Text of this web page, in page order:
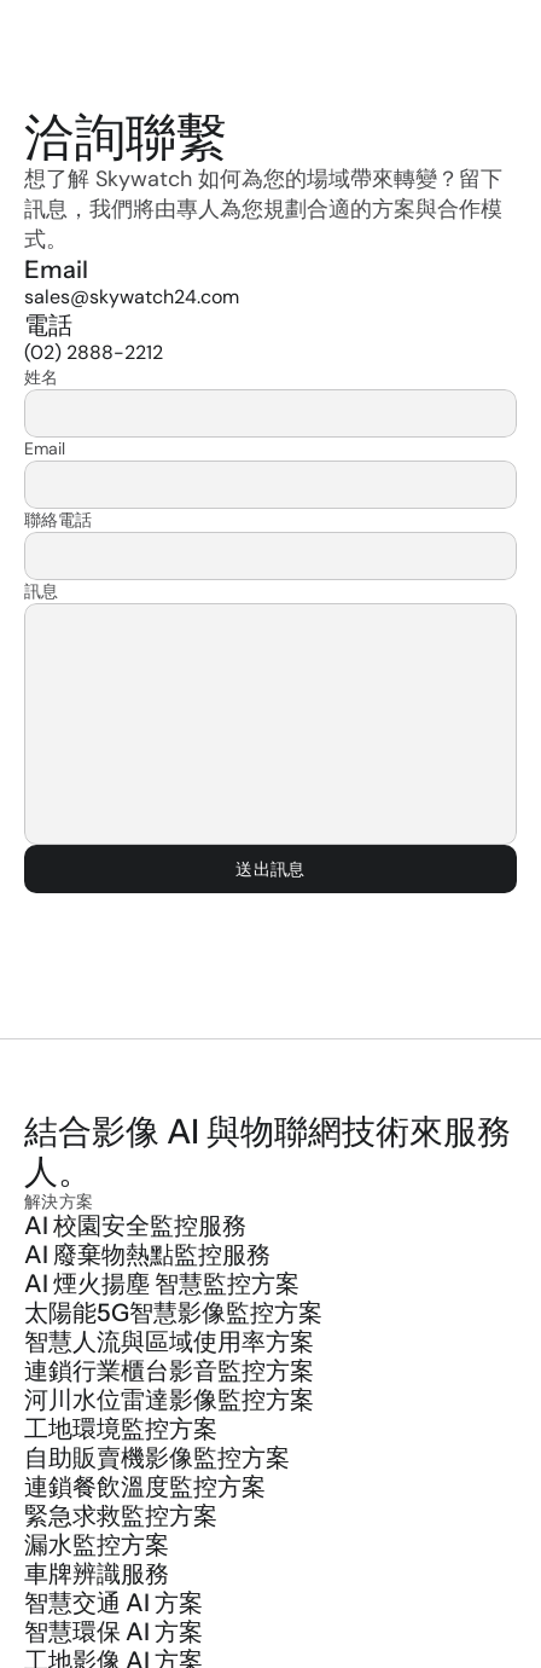
洽詢聯繫
想了解 Skywatch 如何為您的場域帶來轉變？留下
訊息，我們將由專人為您規劃合適的方案與合作模
式。
Email
sales@skywatch24.com
電話
(02) 2888-2212
姓名
Email
聯絡電話
訊息
送出訊息
結合影像 AI 與物聯網技術來服務
人。
解決方案
AI 校園安全監控服務
AI 廢棄物熱點監控服務
AI 煙火揚塵 智慧監控方案
太陽能5G智慧影像監控方案
智慧人流與區域使用率方案
連鎖行業櫃台影音監控方案
河川水位雷達影像監控方案
工地環境監控方案
自助販賣機影像監控方案
連鎖餐飲溫度監控方案
緊急求救監控方案
漏水監控方案
車牌辨識服務
智慧交通 AI 方案
智慧環保 AI 方案
工地影像 AI 方案